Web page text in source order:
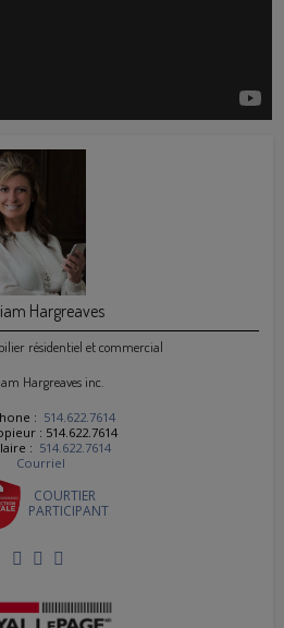
Hargreaves
résidentiel et commercial
Hargreaves inc.
: 514.622.7614
: 514.622.7614
: 514.622.7614
Courriel
COURTIER
PARTICIPANT